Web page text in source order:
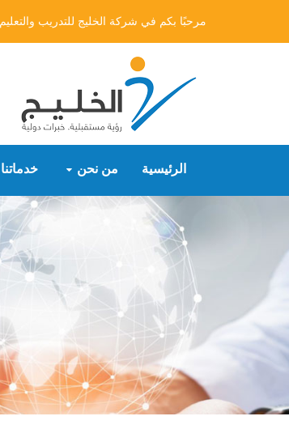
مرحبًا بكم في شركة الخليج للتدريب والتعليم
الرئيسية من نحن خدماتنا